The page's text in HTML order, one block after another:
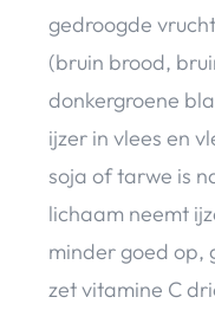
gedroogde
(bruin brood,
donkergroene
ijzer in vlees en
soja of tarwe is
lichaam neemt
minder goed op,
zet vitamine C